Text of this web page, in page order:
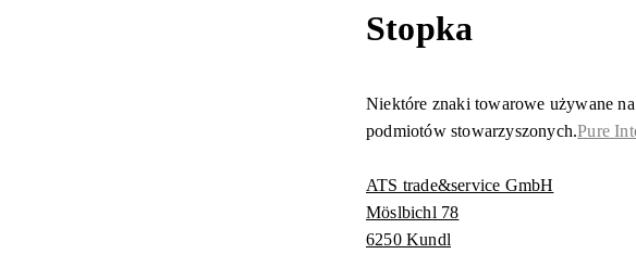
Stopka
Niektóre znaki towarowe używane
podmiotów stowarzyszonych.Pure
ATS trade&service GmbH
Möslbichl 78
6250 Kundl